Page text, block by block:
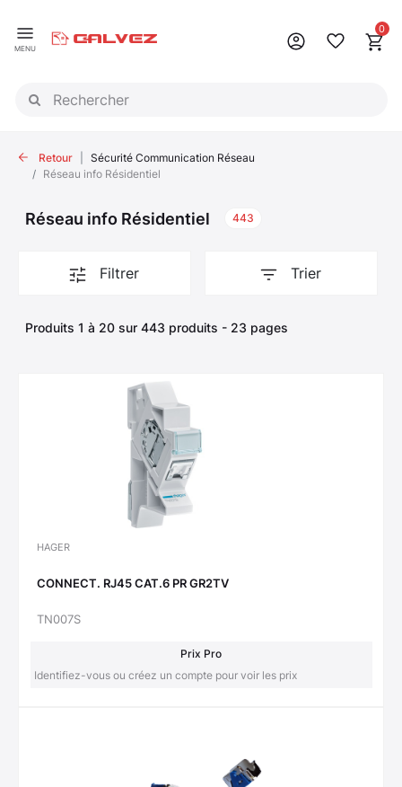
MENU
0
Retour
Sécurité Communication Réseau
Réseau info Résidentiel
Réseau info Résidentiel 443
Filtrer Trier
Produits 1 à 20 sur 443 produits - 23 pages
HAGER
CONNECT. RJ45 CAT.6 PR GR2TV
TN007S
Prix Pro
Identifiez-vous ou créez un compte pour voir les prix